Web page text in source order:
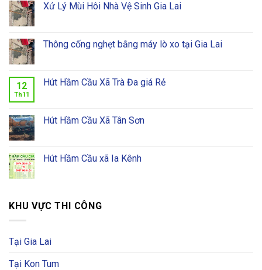
Xử Lý Mùi Hôi Nhà Vệ Sinh Gia Lai
Thông cống nghẹt bằng máy lò xo tại Gia Lai
12
Th11
Hút Hầm Cầu Xã Trà Đa giá Rẻ
Hút Hầm Cầu Xã Tân Sơn
Hút Hầm Cầu xã Ia Kênh
KHU VỰC THI CÔNG
Tại Gia Lai
Tại Kon Tum